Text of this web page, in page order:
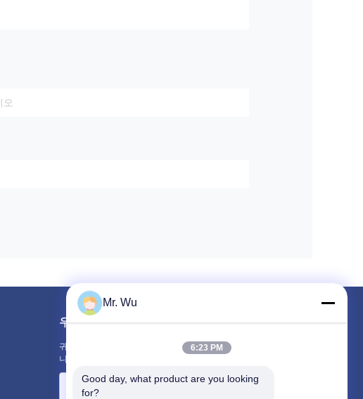
우리를 메일
귀하의 요구 사항을 알려주십시오. 최고의 제품을 당신과 연결하겠습
니다.
Mr. Wu
6:23 PM
Good day, what product are you looking
for?